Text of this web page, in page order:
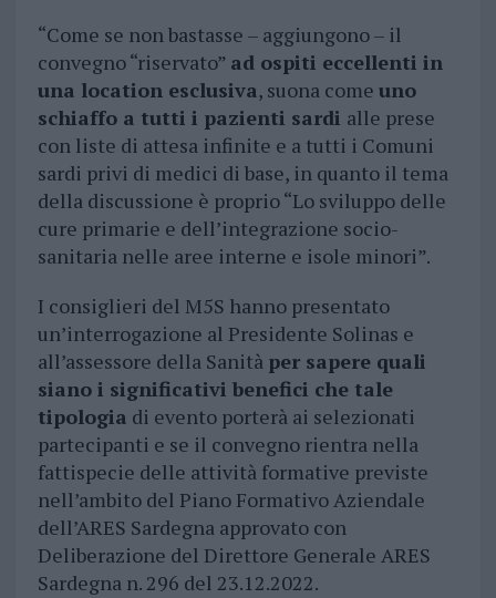
“Come se non bastasse – aggiungono – il
convegno “riservato” ad ospiti eccellenti in
una location esclusiva, suona come uno
schiaffo a tutti i pazienti sardi alle prese
con liste di attesa infinite e a tutti i Comuni
sardi privi di medici di base, in quanto il tema
della discussione è proprio “Lo sviluppo delle
cure primarie e dell’integrazione socio-
sanitaria nelle aree interne e isole minori”.
I consiglieri del M5S hanno presentato
un’interrogazione al Presidente Solinas e
all’assessore della Sanità per sapere quali
siano i significativi benefici che tale
tipologia di evento porterà ai selezionati
partecipanti e se il convegno rientra nella
fattispecie delle attività formative previste
nell’ambito del Piano Formativo Aziendale
dell’ARES Sardegna approvato con
Deliberazione del Direttore Generale ARES
Sardegna n. 296 del 23.12.2022.